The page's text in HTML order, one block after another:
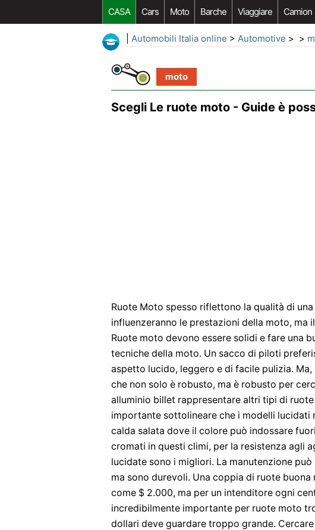
CASA Cars Moto Barche Viaggiare Camion
Automobili Italia online > Automotive > >
moto
Scegli Le ruote moto - Guide è
Ruote Moto spesso riflettono la qualità di
influenzeranno le prestazioni della moto, ma
Ruote moto devono essere solidi e fare una
tecniche della moto. Un sacco di piloti
aspetto lucido, leggero e di facile pulizia.
che non solo è robusto, ma è robusto per
alluminio billet rappresentare altri tipi di
importante sottolineare che i modelli lucidati
calda salata dove il colore può indossare
cromati in questi climi, per la resistenza agli
lucidate sono i migliori. La manutenzione
ma sono durevoli. Una coppia di ruote
come $ 2.000, ma per un intenditore ogni
incredibilmente importante per ruote moto
dollari deve guardare troppo grande.